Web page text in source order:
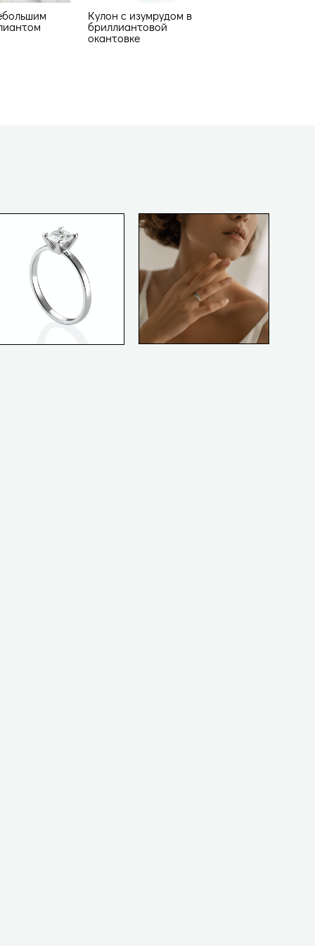
Кулон с изумрудом в
бриллиантовой
окантовке